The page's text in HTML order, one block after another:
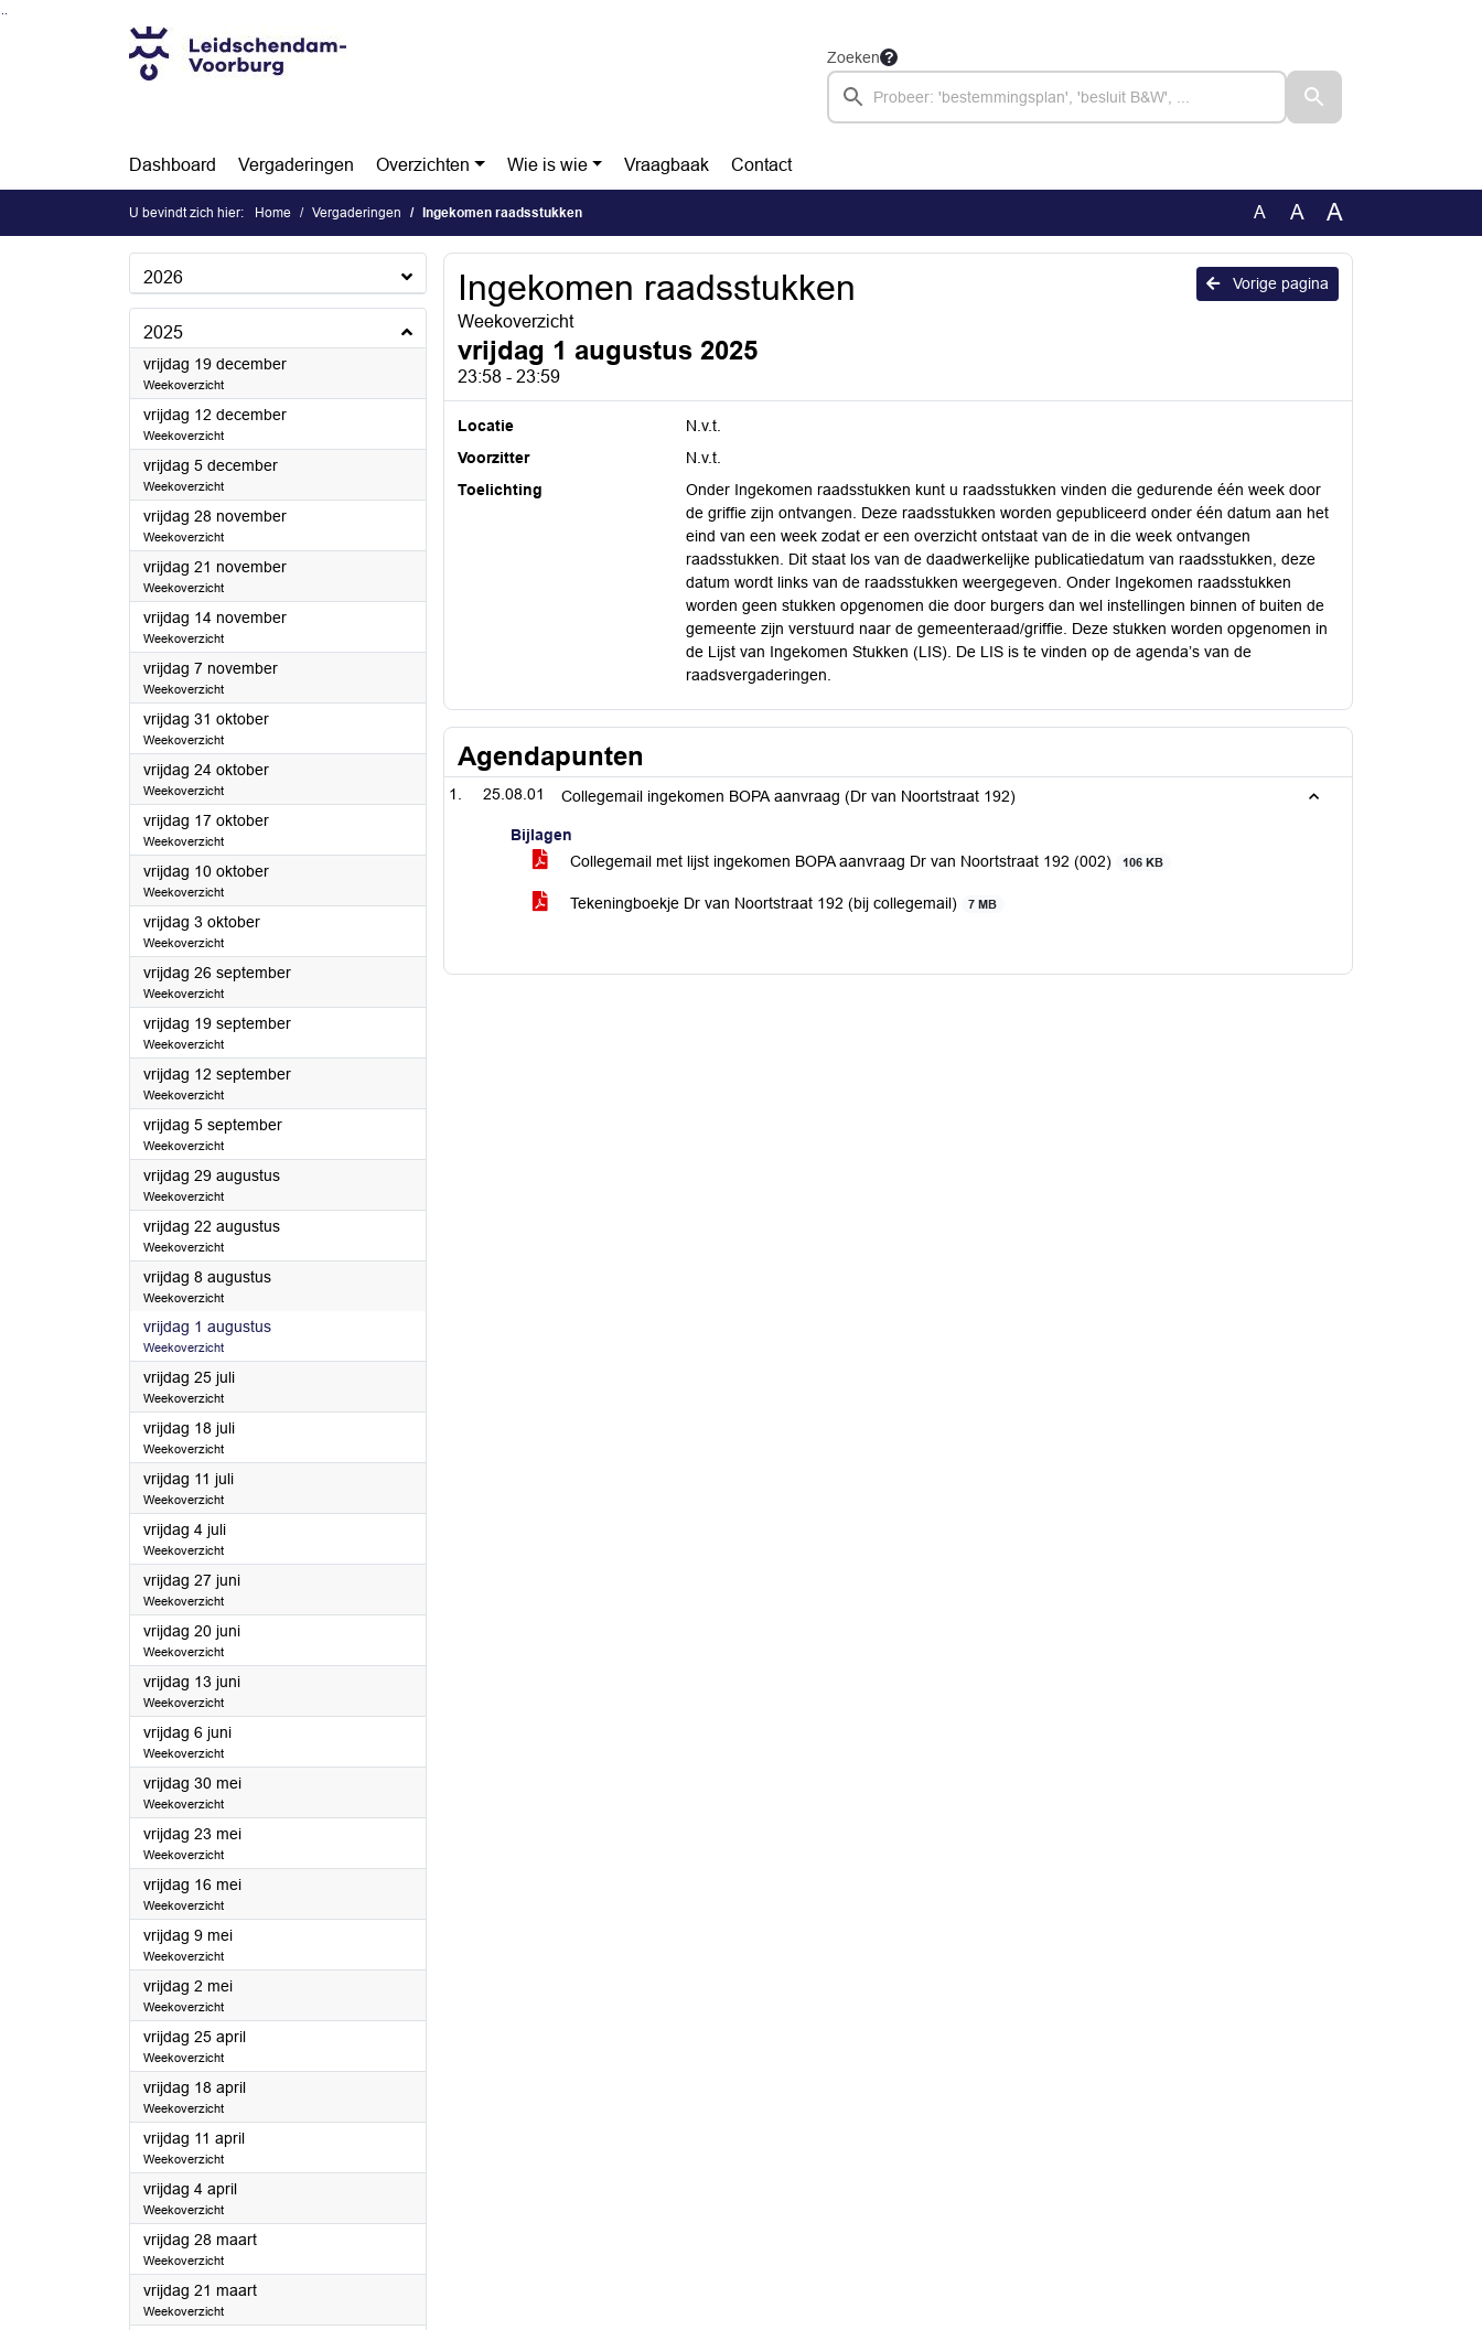
Ga naar de inhoud van deze pagina
Ga naar het zoeken
Ga naar het menu
Zoeken
Dashboard Vergaderingen Overzichten Wie is wie Vraagbaak Contact
U bevindt zich hier: Home Vergaderingen Ingekomen raadsstukken A A A
2026
2025
vrijdag 19 december2025
Weekoverzicht
vrijdag 12 december2025
Weekoverzicht
vrijdag 5 december2025
Weekoverzicht
vrijdag 28 november2025
Weekoverzicht
vrijdag 21 november2025
Weekoverzicht
vrijdag 14 november2025
Weekoverzicht
vrijdag 7 november2025
Weekoverzicht
vrijdag 31 oktober2025
Weekoverzicht
vrijdag 24 oktober2025
Weekoverzicht
vrijdag 17 oktober2025
Weekoverzicht
vrijdag 10 oktober2025
Weekoverzicht
vrijdag 3 oktober2025
Weekoverzicht
vrijdag 26 september2025
Weekoverzicht
vrijdag 19 september2025
Weekoverzicht
vrijdag 12 september2025
Weekoverzicht
vrijdag 5 september2025
Weekoverzicht
vrijdag 29 augustus2025
Weekoverzicht
vrijdag 22 augustus2025
Weekoverzicht
vrijdag 8 augustus2025
Weekoverzicht
vrijdag 1 augustus2025
Weekoverzicht
vrijdag 25 juli2025
Weekoverzicht
vrijdag 18 juli2025
Weekoverzicht
vrijdag 11 juli2025
Weekoverzicht
vrijdag 4 juli2025
Weekoverzicht
vrijdag 27 juni2025
Weekoverzicht
vrijdag 20 juni2025
Weekoverzicht
vrijdag 13 juni2025
Weekoverzicht
vrijdag 6 juni2025
Weekoverzicht
vrijdag 30 mei2025
Weekoverzicht
vrijdag 23 mei2025
Weekoverzicht
vrijdag 16 mei2025
Weekoverzicht
vrijdag 9 mei2025
Weekoverzicht
vrijdag 2 mei2025
Weekoverzicht
vrijdag 25 april2025
Weekoverzicht
vrijdag 18 april2025
Weekoverzicht
vrijdag 11 april2025
Weekoverzicht
vrijdag 4 april2025
Weekoverzicht
vrijdag 28 maart2025
Weekoverzicht
vrijdag 21 maart2025
Weekoverzicht
Vorige pagina
Ingekomen raadsstukken
Weekoverzicht
vrijdag 1 augustus 2025
23:58 - 23:59
Locatie
N.v.t.
Voorzitter
N.v.t.
Toelichting
Onder Ingekomen raadsstukken kunt u raadsstukken vinden die gedurende één week door
de griffie zijn ontvangen. Deze raadsstukken worden gepubliceerd onder één datum aan het
eind van een week zodat er een overzicht ontstaat van de in die week ontvangen
raadsstukken. Dit staat los van de daadwerkelijke publicatiedatum van raadsstukken, deze
datum wordt links van de raadsstukken weergegeven. Onder Ingekomen raadsstukken
worden geen stukken opgenomen die door burgers dan wel instellingen binnen of buiten de
gemeente zijn verstuurd naar de gemeenteraad/griffie. Deze stukken worden opgenomen in
de Lijst van Ingekomen Stukken (LIS). De LIS is te vinden op de agenda’s van de
raadsvergaderingen.
Agendapunten
25.08.01 Collegemail ingekomen BOPA aanvraag (Dr van Noortstraat 192)
Bijlagen
Collegemail met lijst ingekomen BOPA aanvraag Dr van Noortstraat 192 (002)
106 KB
Tekeningboekje Dr van Noortstraat 192 (bij collegemail) 7 MB